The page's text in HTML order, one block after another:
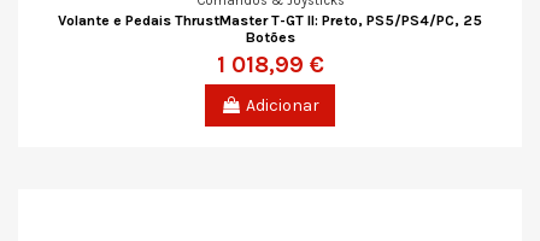
Volante e Pedais ThrustMaster T-GT II: Preto, PS5/PS4/PC, 25
Botões
1 018,99 €
Adicionar